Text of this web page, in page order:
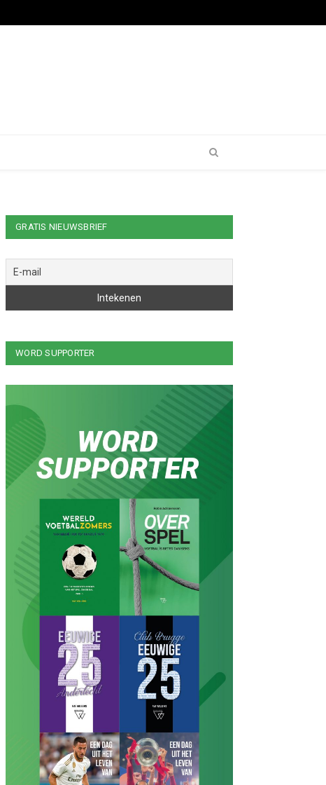
GRATIS NIEUWSBRIEF
WORD SUPPORTER